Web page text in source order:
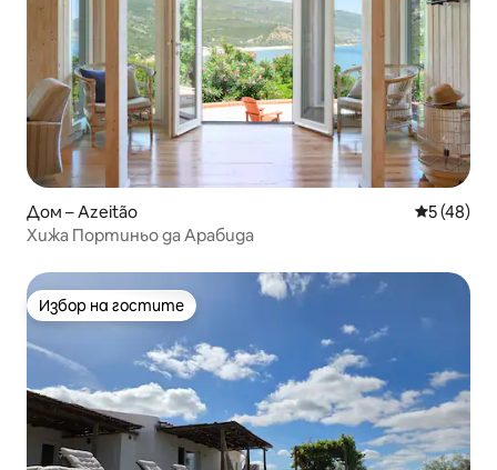
Дом – Azeitão Средна
5 (48)
Хижа Портиньо да Арабида
Избор на гостите
Избор на гостите